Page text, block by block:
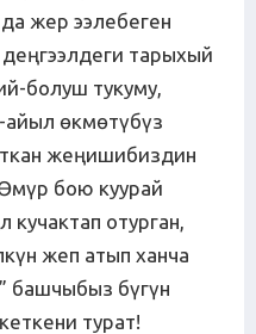
жер ээлебеген
тарыхый
болуш тукуму,
өкмөтүбүз
жеңишибиздин
бою куурай
отурган,
жеп атып ханча
башчыбыз бүгүн
турат!